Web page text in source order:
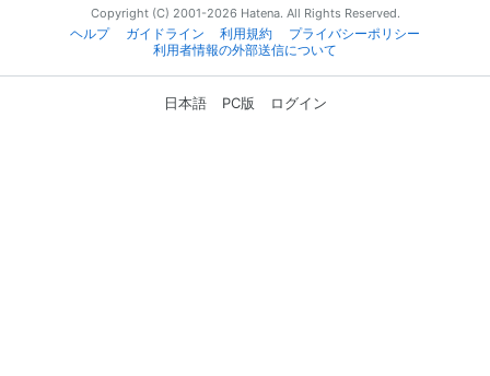
Copyright (C) 2001-2026 Hatena. All Rights Reserved.
ヘルプ
ガイドライン 利用規約
プライバシーポリシー
利用者情報の外部送信について
日本語 PC版 ログイン